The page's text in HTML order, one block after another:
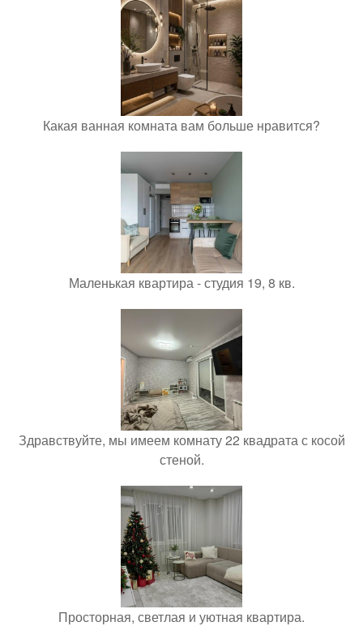
Какая ванная комната вам больше нравится?
Маленькая квартира - студия 19, 8 кв.
Здравствуйте, мы имеем комнату 22 квадрата с косой
стеной.
Просторная, светлая и уютная квартира.